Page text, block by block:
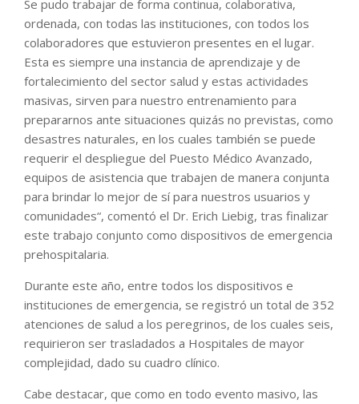
Se pudo trabajar de forma continua, colaborativa,
ordenada, con todas las instituciones, con todos los
colaboradores que estuvieron presentes en el lugar.
Esta es siempre una instancia de aprendizaje y de
fortalecimiento del sector salud y estas actividades
masivas, sirven para nuestro entrenamiento para
prepararnos ante situaciones quizás no previstas, como
desastres naturales, en los cuales también se puede
requerir el despliegue del Puesto Médico Avanzado,
equipos de asistencia que trabajen de manera conjunta
para brindar lo mejor de sí para nuestros usuarios y
comunidades“, comentó el Dr. Erich Liebig, tras finalizar
este trabajo conjunto como dispositivos de emergencia
prehospitalaria.
Durante este año, entre todos los dispositivos e
instituciones de emergencia, se registró un total de 352
atenciones de salud a los peregrinos, de los cuales seis,
requirieron ser trasladados a Hospitales de mayor
complejidad, dado su cuadro clínico.
Cabe destacar, que como en todo evento masivo, las